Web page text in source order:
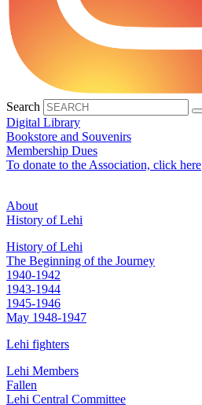
Search
Digital Library
Bookstore and Souvenirs
Membership Dues
To donate to the Association, click here
About
History of Lehi
History of Lehi
The Beginning of the Journey
1940-1942
1943-1944
1945-1946
May 1948-1947
Lehi fighters
Lehi Members
Fallen
Lehi Central Committee